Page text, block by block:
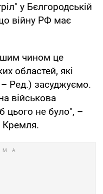
у Бєлгородській
війну РФ має
чином це
областей, які
Ред.) засуджуємо.
військова
цього не було", –
Кремля.